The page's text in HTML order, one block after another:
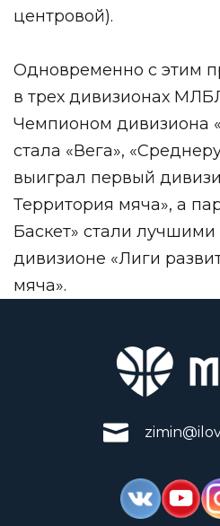
центровой).
Одновременно с этим
в трех дивизионах
Чемпионом дивизиона
стала «Вега»,
выиграл первый
Территория мяча», а
Баскет» стали лучшими
дивизионе «Лиги
мяча».